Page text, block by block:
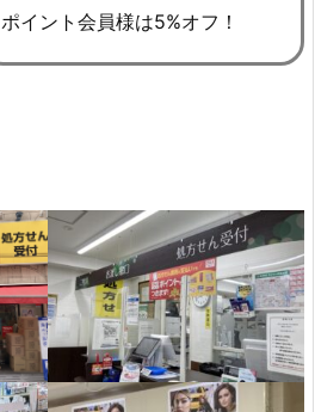
ポイント会員様は5%オフ！